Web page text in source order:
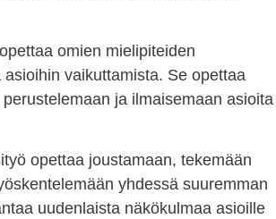
omien mielipiteiden
vaikuttamista. Se opettaa
ja ilmaisemaan asioita
opettaa joustamaan, tekemään
yhdessä suuremman
uudenlaista näkökulmaa asioille